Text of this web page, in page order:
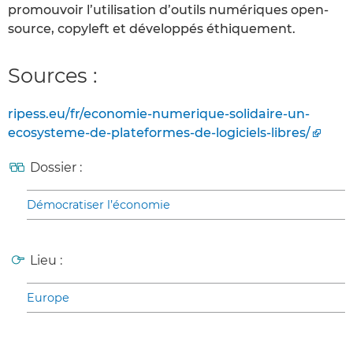
promouvoir l’utilisation d’outils numériques open-
source, copyleft et développés éthiquement.
Sources :
ripess.eu/fr/economie-numerique-solidaire-un-
ecosysteme-de-plateformes-de-logiciels-libres/
Dossier :
Démocratiser l’économie
Lieu :
Europe